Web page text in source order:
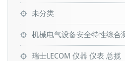
未分类
机械电气设备安全特性综合
瑞士LECOM 仪器 仪表 总揽